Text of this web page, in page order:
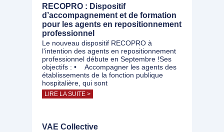
RECOPRO : Dispositif
d’accompagnement et de formation
pour les agents en repositionnement
professionnel
Le nouveau dispositif RECOPRO à
l'intention des agents en repositionnement
professionnel débute en Septembre !Ses
objectifs : • Accompagner les agents des
établissements de la fonction publique
hospitalière, qui sont
LIRE LA SUITE >
VAE Collective